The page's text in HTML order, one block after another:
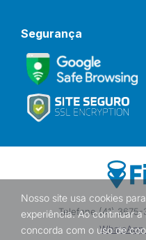
Segurança
Telefone (41) 3675-
Nosso site usa cookies
experiência. Ao continuar
concorda com o uso de